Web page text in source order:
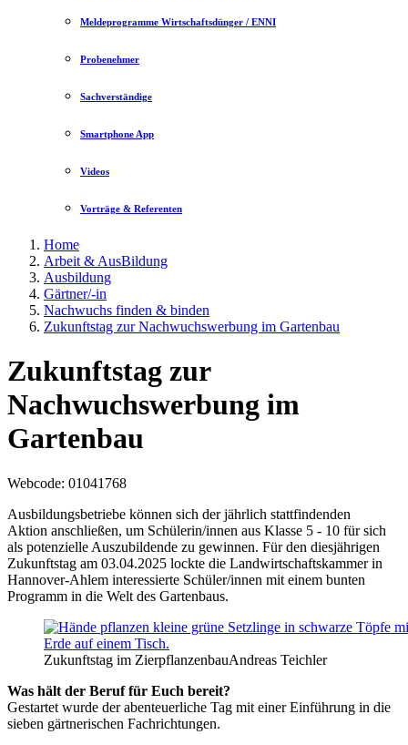
Meldeprogramme Wirtschaftsdünger / ENNI
Probenehmer
Sachverständige
Smartphone App
Videos
Vorträge & Referenten
Home
Arbeit & AusBildung
Ausbildung
Gärtner/-in
Nachwuchs finden & binden
Zukunftstag zur Nachwuchswerbung im Gartenbau
Zukunftstag zur
Nachwuchswerbung im
Gartenbau
Webcode: 01041768
Ausbildungsbetriebe können sich der jährlich stattfindenden
Aktion anschließen, um Schülerin/innen aus Klasse 5 - 10 für sich
als potenzielle Auszubildende zu gewinnen. Für den diesjährigen
Zukunftstag am 03.04.2025 lockte die Landwirtschaftskammer in
Hannover-Ahlem interessierte Schüler/innen mit einem bunten
Programm in die Welt des Gartenbaus.
Zukunftstag im ZierpflanzenbauAndreas Teichler
Was hält der Beruf für Euch bereit?
Gestartet wurde der abenteuerliche Tag mit einer Einführung in die
sieben gärtnerischen Fachrichtungen.